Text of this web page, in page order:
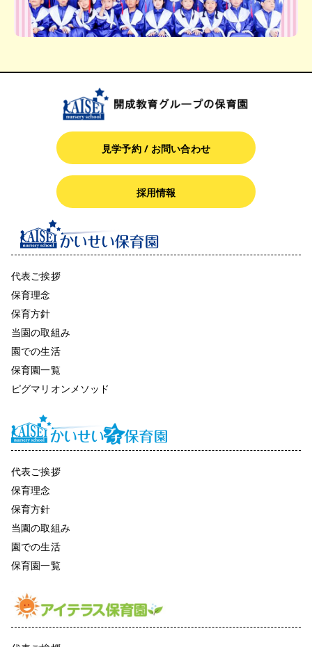
見学予約 / お問い合わせ
採用情報
代表ご挨拶
保育理念
保育方針
当園の取組み
園での生活
保育園一覧
ピグマリオンメソッド
代表ご挨拶
保育理念
保育方針
当園の取組み
園での生活
保育園一覧